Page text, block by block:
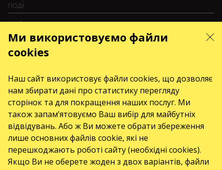
Ми використовуємо файли
cookies
Наш сайт використовує файли cookies, що дозволяє
нам збирати дані про статистику перегляду
сторінок та для покращення наших послуг. Ми
також запам’ятовуємо Ваш вибір для майбутніх
відвідувань. Або ж Ви можете обрати збереження
лише основних файлів cookie, які не
перешкоджають роботі сайту (необхідні cookies).
Якщо Ви не оберете жоден з двох варіантів, файли
ПОДІЇ
Клубы
Koncerty
Teatry
Серпень 2026 Вересень 2026 жовтень 2026 Листопад 2026 Грудень 2026
Лютий 2027 Квітень 2027
СЕРВІСИ
Доставка і оплата
Мапа сайту
ПРО НАС